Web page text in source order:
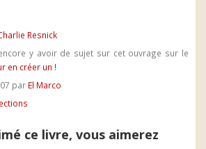
Resnick
y avoir de sujet sur cet ouvrage sur le
en créer un !
par El Marco
ce livre, vous aimerez